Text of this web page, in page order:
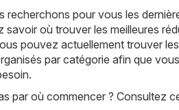
recherchons pour vous les
savoir où trouver les meilleures
pouvez actuellement trouver
par catégorie afin que
par où commencer ? Consultez